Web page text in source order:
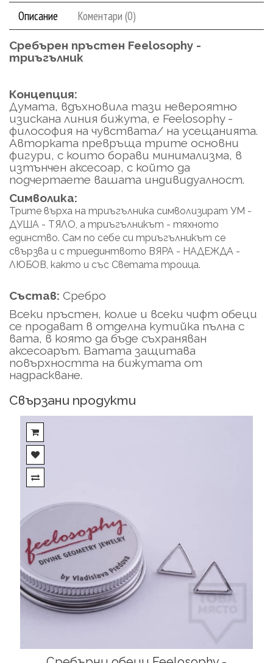
Описание Коментари (0)
Сребърен пръстен Feelosophy -
триъгълник
Концепция:
Думата, вдъхновила тази невероятно
изискана линия бижута, е Feelosophy -
философия на чувствата/ на усещанията.
Авторката превръща трите основни
фигури, с които борави минимализма, в
изтънчен аксесоар, с който да
подчертаете вашата индивидуалност.
Символика:
Трите върха на триъгълника символизират УМ -
ДУША - ТЯЛО, а триъгълникът - тяхното
единство. Сам по себе си триъгълникът се
свързва и с триединтвото ВЯРА - НАДЕЖДА -
ЛЮБОВ, както и със Светата троица.
Състав: Сребро
Всеки пръстен, колие и всеки чифт обеци
се продават в отделна кутийка пълна с
вата, в която да бъде съхраняван
аксесоарът. Ватата защитава
повърхността на бижутата от
надраскване.
Свързани продукти